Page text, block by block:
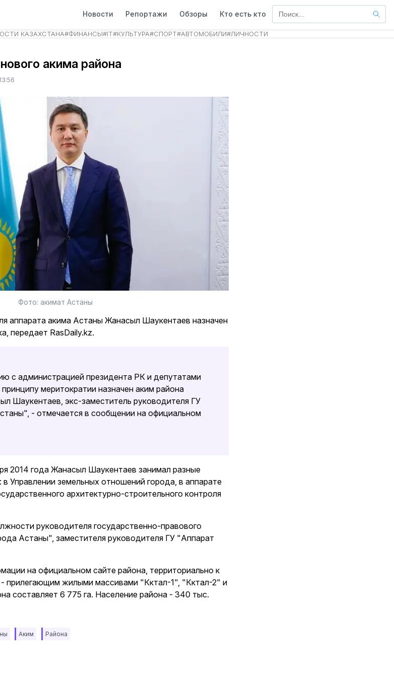
Новости Репортажи Обзоры Кто есть кто
КАЗАХСТАНА#ФИНАНСЫ#IT#КУЛЬТУРА#СПОРТ#АВТОМОБИЛИ#ЛИЧНОСТИ
акима района
Фото: акимат Астаны
аппарата акима Астаны Жанасыл Шаукентаев назначен
передает RasDaily.kz.
с администрацией президента РК и депутатами
меритократии назначен аким района
Шаукентаев, экс-заместитель руководителя ГУ
- отмечается в сообщении на официальном
2014 года Жанасыл Шаукентаев занимал разные
Управлении земельных отношений города, в аппарате
архитектурно-строительного контроля
руководителя государственно-правового
Астаны", заместителя руководителя ГУ "Аппарат
на официальном сайте района, территориально к
прилегающим жилыми массивами "Көктал-1", "Көктал-2" и
составляет 6 775 га. Население района - 340 тыс.
Аким Района